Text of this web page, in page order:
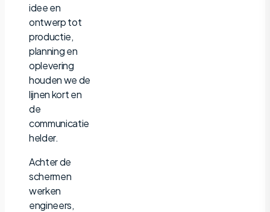
idee en
ontwerp tot
productie,
planning en
oplevering
houden we de
lijnen kort en
de
communicatie
helder.
Achter de
schermen
werken
engineers,